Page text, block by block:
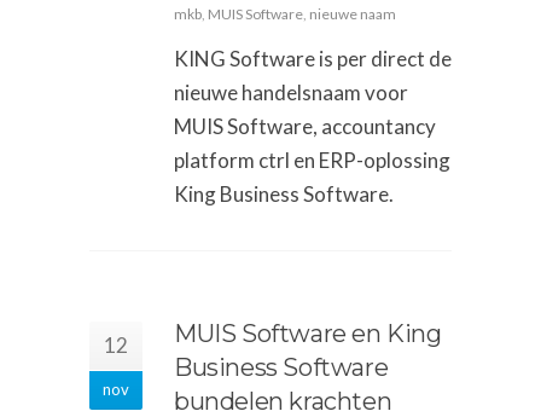
mkb, MUIS Software, nieuwe naam
KING Software is per direct de
nieuwe handelsnaam voor
MUIS Software, accountancy
platform ctrl en ERP-oplossing
King Business Software.
12
nov
MUIS Software en King
Business Software
bundelen krachten